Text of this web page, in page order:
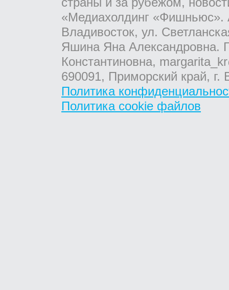
«Медиахолдинг «Фишньюс».
Владивосток, ул.
Яшина Яна Александровна.
Константиновна,
690091, Приморский край,
Политика
Политика cookie файлов